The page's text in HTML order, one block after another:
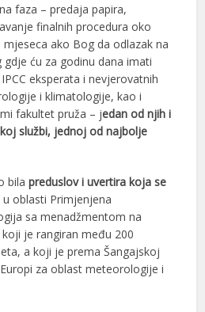
faza – predaja papira,
finalnih procedura oko
ako Bog da odlazak na
gdje ću za godinu dana imati
eksperata i nevjerovatnih
i klimatologije, kao i
fakultet pruža – jedan od njih i
službi, jednoj od najbolje
bilapreduslov i uvertira koja se
u oblasti Primjenjena
sa menadžmentom na
je rangiran među 200
a koji je prema Šangajskoj
za oblast meteorologije i